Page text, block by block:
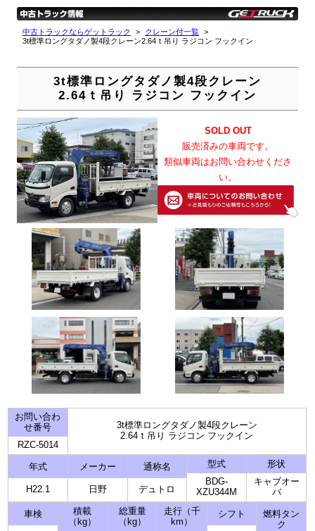
中古トラックならゲットラック
クレーン付一覧
3t標準ロングタダノ製4段クレーン2.64ｔ吊り ラジコン フックイン
3t標準ロングタダノ製4段クレーン
2.64ｔ吊り ラジコン フックイン
SOLD OUT
販売済みの車両です。
類似車両はお問い合わせくださ
い。
お問い合わ
せ番号
RZC-5014
3t標準ロングタダノ製4段クレーン
2.64ｔ吊り ラジコン フックイン
年式
H22.1
メーカー
日野
通称名
デュトロ
型式
BDG-
XZU344M
形状
キャブオー
バ
車検
積載
（kg）
総重量
（kg）
走行（千
km）
シフト
燃料タン
ク